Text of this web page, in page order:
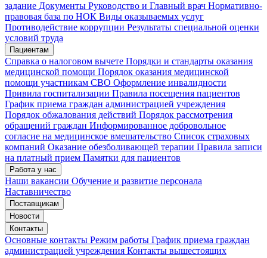
задание Документы Руководство и Главный врач Нормативно-
правовая база по НОК Виды оказываемых услуг
Противодействие коррупции Результаты специальной оценки
условий труда
Пациентам
Справка о налоговом вычете Порядки и стандарты оказания
медицинской помощи Порядок оказания медицинской
помощи участникам СВО Оформление инвалидности
Привила госпитализации Правила посещения пациентов
График приема граждан администрацией учреждения
Порядок обжалования действий Порядок рассмотрения
обращений граждан Информированное добровольное
согласие на медицинское вмешательство Список страховых
компаний Оказание обезболивающей терапии Правила записи
на платный прием Памятки для пациентов
Работа у нас
Наши вакансии Обучение и развитие персонала
Наставничество
Поставщикам
Новости
Контакты
Основные контакты Режим работы График приема граждан
администрацией учреждения Контакты вышестоящих